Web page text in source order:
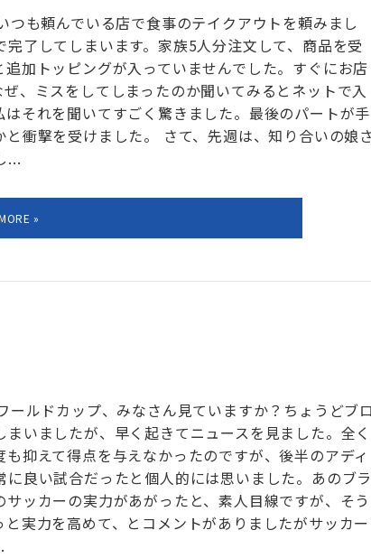
も頼んでいる店で食事のテイクアウトを頼みまし
了してしまいます。家族5人分注文して、商品を受
加トッピングが入っていませんでした。すぐにお店
、ミスをしてしまったのか聞いてみるとネットで入
それを聞いてすごく驚きました。最後のパートが手
衝撃を受けました。 さて、先週は、知り合いの娘さ
...
ルドカップ、みなさん見ていますか？ちょうどブロ
いましたが、早く起きてニュースを見ました。全く
抑えて得点を与えなかったのですが、後半のアディ
良い試合だったと個人的には思いました。あのブラ
ッカーの実力があがったと、素人目線ですが、そう
実力を高めて、とコメントがありましたがサッカー